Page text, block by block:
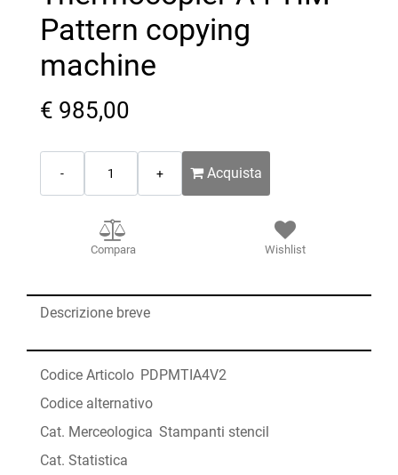
Pattern copying
machine
€ 985,00
Acquista
Compara Wishlist
Descrizione breve
Codice Articolo PDPMTIA4V2
Codice alternativo
Cat. Merceologica Stampanti stencil
Cat. Statistica